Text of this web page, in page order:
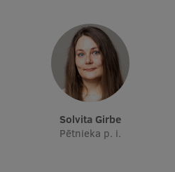
Solvita Girbe
Pētnieka p. i.